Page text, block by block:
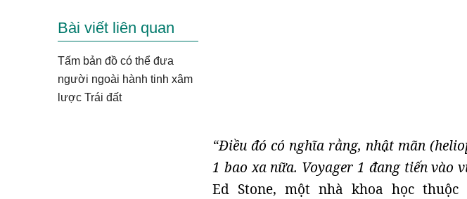
“Điều đó có nghĩa rằng, nhật mãn
1 bao xa nữa. Voyager 1 đang tiến vào
Ed Stone, một nhà khoa học
Bài viết liên quan
Tấm bản đồ có thể đưa
người ngoài hành tinh xâm
lược Trái đất